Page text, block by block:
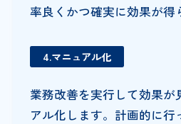
率良くかつ確実に効果が得
4.マニュアル化
業務改善を実行して効果が
アル化します。計画的に行